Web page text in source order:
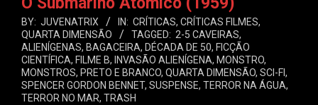
BY: JUVENATRIX IN: CRÍTICAS, CRÍTICAS FILMES,
QUARTA DIMENSÃO
TAGGED: 2-5 CAVEIRAS,
ALIENÍGENAS, BAGACEIRA, DÉCADA DE 50, FICÇÃO
CIENTÍFICA, FILME B, INVASÃO ALIENÍGENA, MONSTRO,
MONSTROS, PRETO E BRANCO, QUARTA DIMENSÃO, SCI-FI,
SPENCER GORDON BENNET, SUSPENSE, TERROR NA ÁGUA,
TERROR NO MAR, TRASH